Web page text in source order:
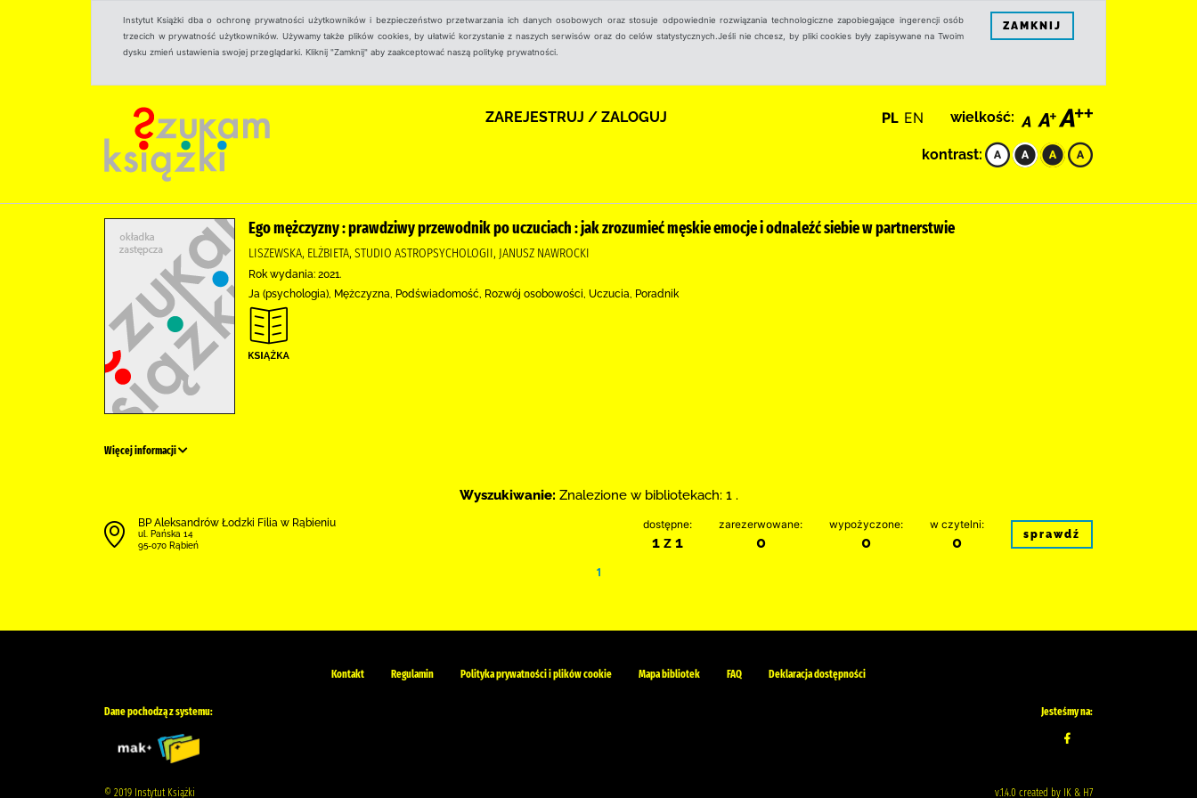
Instytut Książki dba o ochronę prywatności użytkowników i bezpieczeństwo przetwarzania ich danych osobowych oraz stosuje odpowiednie rozwiązania technologiczne zapobiegające ingerencji osób
trzecich w prywatność użytkowników. Używamy także plików cookies, by ułatwić korzystanie z naszych serwisów oraz do celów statystycznych.Jeśli nie chcesz, by pliki cookies były zapisywane na Twoim
dysku zmień ustawienia swojej przeglądarki. Kliknij "Zamknij" aby zaakceptować naszą politykę prywatności.
ZAMKNIJ
ZAREJESTRUJ / ZALOGUJ PL EN wielkość:
kontrast:
Ego mężczyzny : prawdziwy przewodnik po uczuciach : jak zrozumieć męskie emocje i odnaleźć siebie w partnerstwie
LISZEWSKA, ELŻBIETA, STUDIO ASTROPSYCHOLOGII, JANUSZ NAWROCKI
Rok wydania: 2021.
Ja (psychologia), Mężczyzna, Podświadomość, Rozwój osobowości, Uczucia, Poradnik
Więcej informacji
Wyszukiwanie: Znalezione w bibliotekach: 1 .
BP Aleksandrów Łodzki Filia w Rąbieniu
ul. Pańska 14
95-070 Rąbień
dostępne:
1 z 1
zarezerwowane:
0
wypożyczone:
0
w czytelni:
0 sprawdź
1
Kontakt Regulamin Polityka prywatności i plików cookie Mapa bibliotek FAQ Deklaracja dostępności
Dane pochodzą z systemu: Jesteśmy na:
© 2019 Instytut Książki v.1.4.0 created by IK & H7